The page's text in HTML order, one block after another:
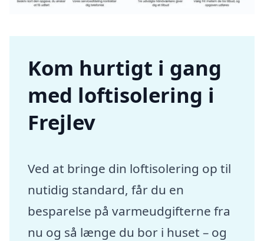
Kom hurtigt i gang
med loftisolering i
Frejlev
Ved at bringe din loftisolering op til
nutidig standard, får du en
besparelse på varmeudgifterne fra
nu og så længe du bor i huset – og